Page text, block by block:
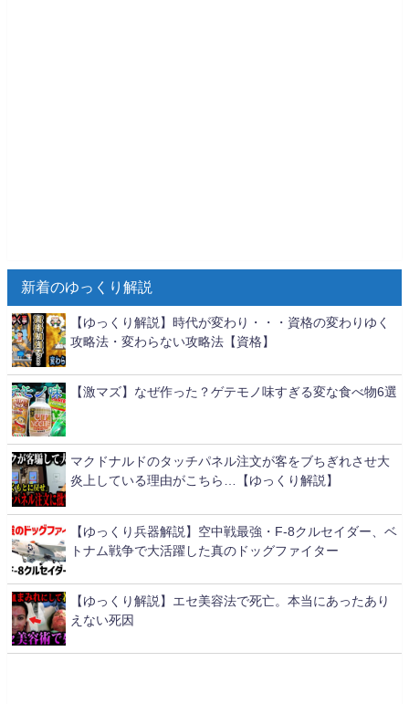
新着のゆっくり解説
【ゆっくり解説】時代が変わり・・・資格の変わりゆく
攻略法・変わらない攻略法【資格】
【激マズ】なぜ作った？ゲテモノ味すぎる変な食べ物6選
マクドナルドのタッチパネル注文が客をブちぎれさせ大
炎上している理由がこちら…【ゆっくり解説】
【ゆっくり兵器解説】空中戦最強・F-8クルセイダー、ベ
トナム戦争で大活躍した真のドッグファイター
【ゆっくり解説】エセ美容法で死亡。本当にあったあり
えない死因